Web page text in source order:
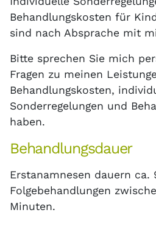
Behandlungskosten für
sind nach Absprache mit
Bitte sprechen Sie mich
Fragen zu meinen
Behandlungskosten,
Sonderregelungen und
haben.
Behandlungsdauer
Erstanamnesen dauern ca.
Folgebehandlungen
Minuten.